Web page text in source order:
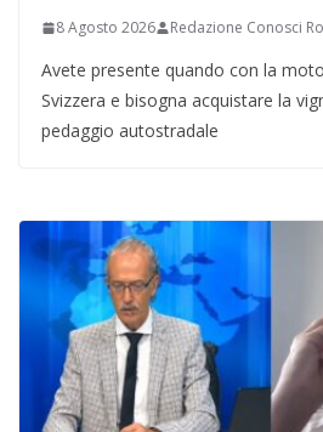
8 Agosto 2026 Redazione Conosci
Avete presente quando con la
Svizzera e bisogna acquistare la
pedaggio autostradale